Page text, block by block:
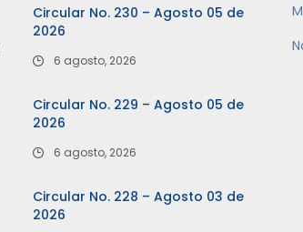
Circular No. 230 – Agosto 05 de
2026
6 agosto, 2026
Circular No. 229 – Agosto 05 de
2026
6 agosto, 2026
Circular No. 228 – Agosto 03 de
2026